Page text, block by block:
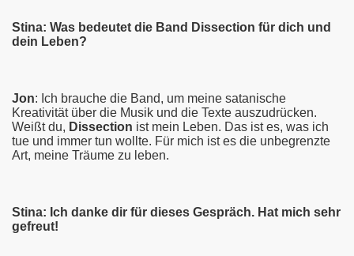
Stina: Was bedeutet die Band Dissection für dich und
dein Leben?
Jon: Ich brauche die Band, um meine satanische
Kreativität über die Musik und die Texte auszudrücken.
Weißt du, Dissection ist mein Leben. Das ist es, was ich
tue und immer tun wollte. Für mich ist es die unbegrenzte
Art, meine Träume zu leben.
Stina: Ich danke dir für dieses Gespräch. Hat mich sehr
gefreut!